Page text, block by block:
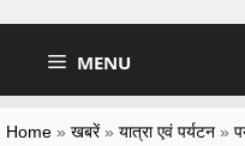
content MENU
Home » खबरें» यात्रा एवं पर्यटन »